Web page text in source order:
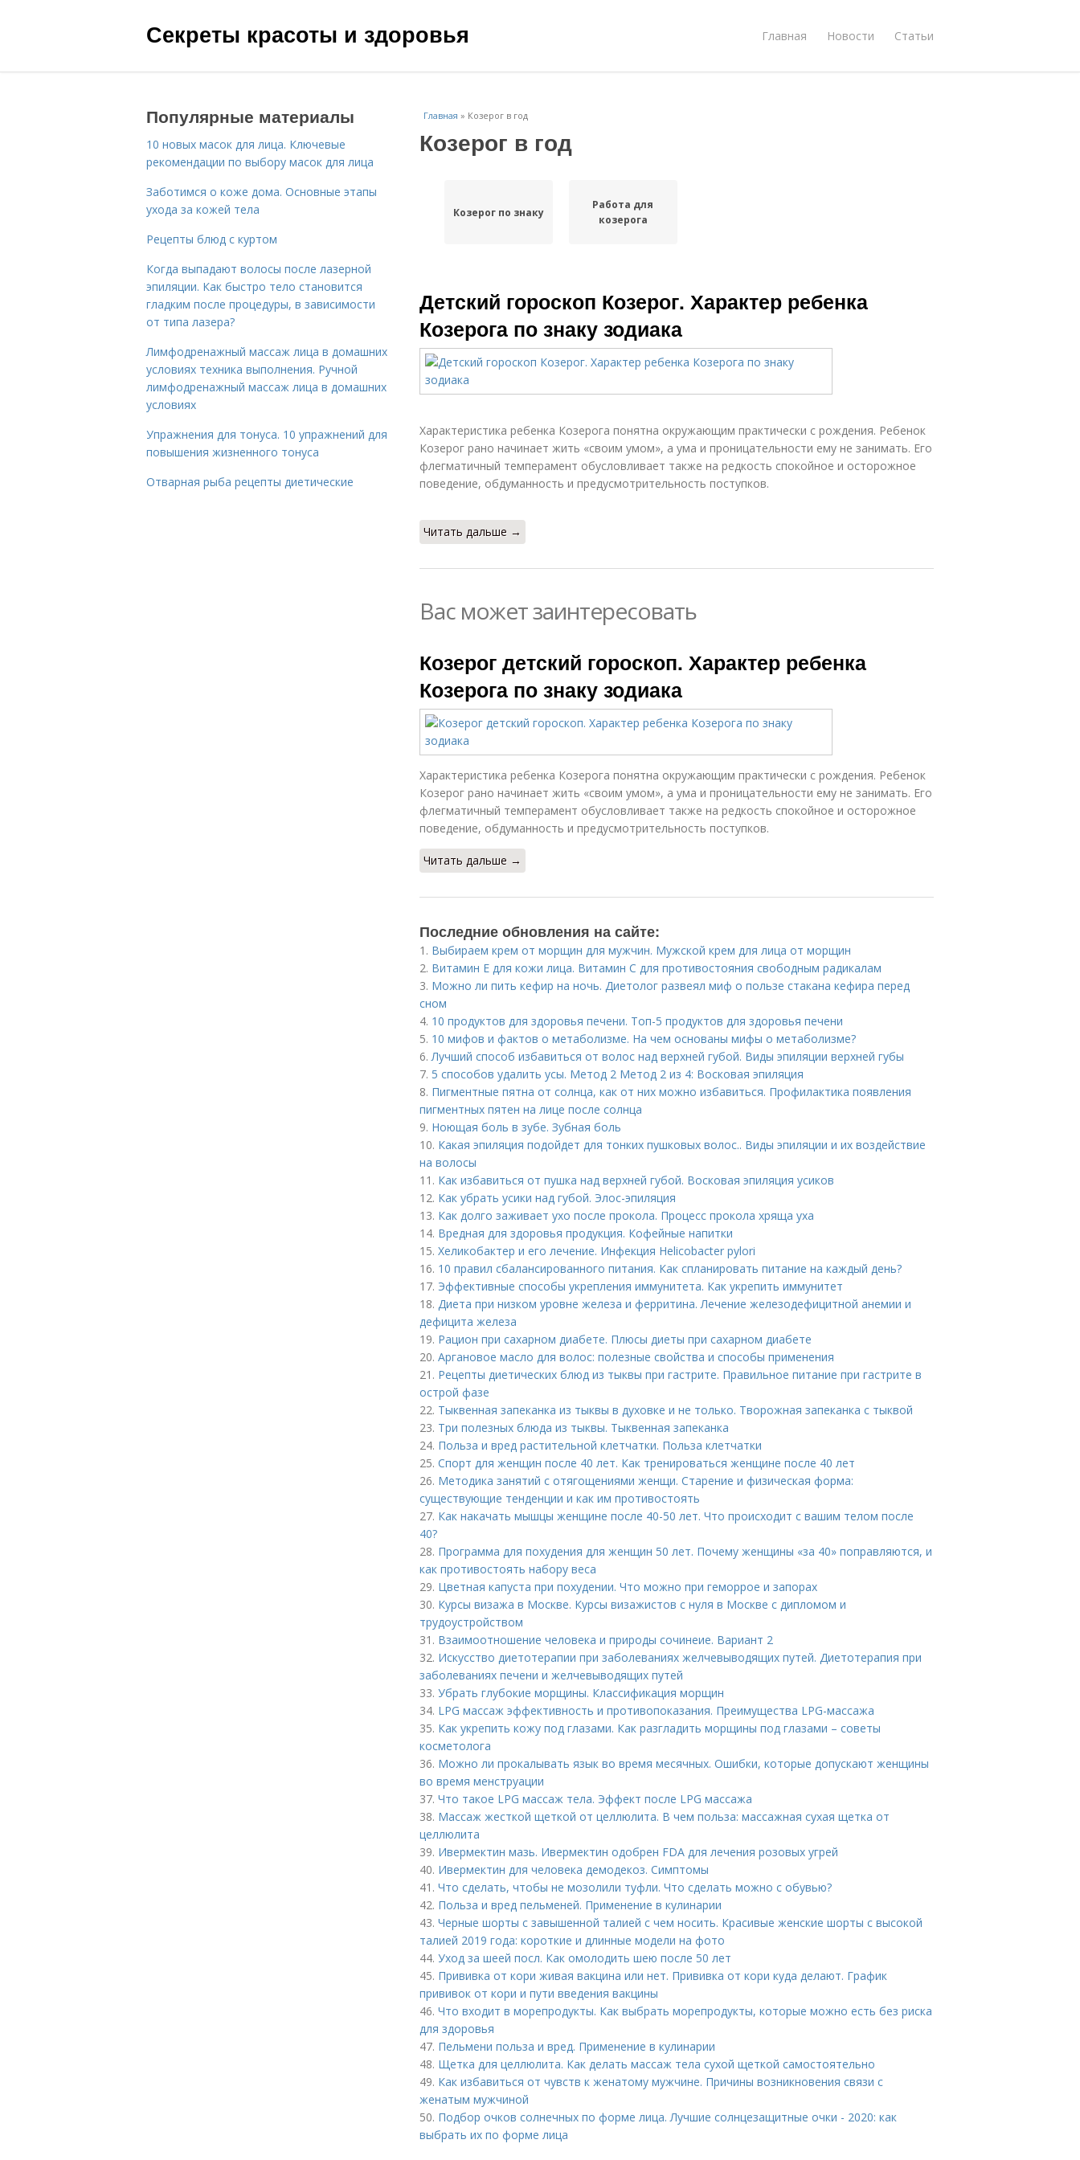
Секреты красоты и здоровья Главная Новости Статьи
Главная » Козерог в год
Козерог в год
Козерог по знаку
Работа для
козерога
Детский гороскоп Козерог. Характер ребенка
Козерога по знаку зодиака
Характеристика ребенка Козерога понятна окружающим практически с рождения. Ребенок
Козерог рано начинает жить «своим умом», а ума и проницательности ему не занимать. Его
флегматичный темперамент обусловливает также на редкость спокойное и осторожное
поведение, обдуманность и предусмотрительность поступков.
Читать дальше →
Вас может заинтересовать
Козерог детский гороскоп. Характер ребенка
Козерога по знаку зодиака
Характеристика ребенка Козерога понятна окружающим практически с рождения. Ребенок
Козерог рано начинает жить «своим умом», а ума и проницательности ему не занимать. Его
флегматичный темперамент обусловливает также на редкость спокойное и осторожное
поведение, обдуманность и предусмотрительность поступков.
Читать дальше →
Последние обновления на сайте:
1. Выбираем крем от морщин для мужчин. Мужской крем для лица от морщин
2. Витамин Е для кожи лица. Витамин С для противостояния свободным радикалам
3. Можно ли пить кефир на ночь. Диетолог развеял миф о пользе стакана кефира перед
сном
4. 10 продуктов для здоровья печени. Топ-5 продуктов для здоровья печени
5. 10 мифов и фактов о метаболизме. На чем основаны мифы о метаболизме?
6.Лучший способ избавиться от волос над верхней губой. Виды эпиляции верхней губы
7. 5 способов удалить усы. Метод 2 Метод 2 из 4: Восковая эпиляция
8. Пигментные пятна от солнца, как от них можно избавиться. Профилактика появления
пигментных пятен на лице после солнца
9. Ноющая боль в зубе. Зубная боль
10. Какая эпиляция подойдет для тонких пушковых волос.. Виды эпиляции и их воздействие
на волосы
11. Как избавиться от пушка над верхней губой. Восковая эпиляция усиков
12. Как убрать усики над губой. Элос-эпиляция
13. Как долго заживает ухо после прокола. Процесс прокола хряща уха
14. Вредная для здоровья продукция. Кофейные напитки
15. Хеликобактер и его лечение. Инфекция Helicobacter pylori
16. 10 правил сбалансированного питания. Как спланировать питание на каждый день?
17. Эффективные способы укрепления иммунитета. Как укрепить иммунитет
18. Диета при низком уровне железа и ферритина. Лечение железодефицитной анемии и
дефицита железа
19. Рацион при сахарном диабете. Плюсы диеты при сахарном диабете
20. Аргановое масло для волос: полезные свойства и способы применения
21. Рецепты диетических блюд из тыквы при гастрите. Правильное питание при гастрите в
острой фазе
22. Тыквенная запеканка из тыквы в духовке и не только. Творожная запеканка с тыквой
23. Три полезных блюда из тыквы. Тыквенная запеканка
24. Польза и вред растительной клетчатки. Польза клетчатки
25. Спорт для женщин после 40 лет. Как тренироваться женщине после 40 лет
26. Методика занятий с отягощениями женщи. Старение и физическая форма:
существующие тенденции и как им противостоять
27. Как накачать мышцы женщине после 40-50 лет. Что происходит с вашим телом после
40?
28. Программа для похудения для женщин 50 лет. Почему женщины «за 40» поправляются, и
как противостоять набору веса
29. Цветная капуста при похудении. Что можно при геморрое и запорах
30. Курсы визажа в Москве. Курсы визажистов с нуля в Москве с дипломом и
трудоустройством
31. Взаимоотношение человека и природы сочинеие. Вариант 2
32. Искусство диетотерапии при заболеваниях желчевыводящих путей. Диетотерапия при
заболеваниях печени и желчевыводящих путей
33. Убрать глубокие морщины. Классификация морщин
34. LPG массаж эффективность и противопоказания. Преимущества LPG-массажа
35. Как укрепить кожу под глазами. Как разгладить морщины под глазами – советы
косметолога
36. Можно ли прокалывать язык во время месячных. Ошибки, которые допускают женщины
во время менструации
37. Что такое LPG массаж тела. Эффект после LPG массажа
38. Массаж жесткой щеткой от целлюлита. В чем польза: массажная сухая щетка от
целлюлита
39. Ивермектин мазь. Ивермектин одобрен FDA для лечения розовых угрей
40. Ивермектин для человека демодекоз. Симптомы
41. Что сделать, чтобы не мозолили туфли. Что сделать можно с обувью?
42. Польза и вред пельменей. Применение в кулинарии
43. Черные шорты с завышенной талией с чем носить. Красивые женские шорты с высокой
талией 2019 года: короткие и длинные модели на фото
44. Уход за шеей посл. Как омолодить шею после 50 лет
45. Прививка от кори живая вакцина или нет. Прививка от кори куда делают. График
прививок от кори и пути введения вакцины
46. Что входит в морепродукты. Как выбрать морепродукты, которые можно есть без риска
для здоровья
47. Пельмени польза и вред. Применение в кулинарии
48. Щетка для целлюлита. Как делать массаж тела сухой щеткой самостоятельно
49. Как избавиться от чувств к женатому мужчине. Причины возникновения связи с
женатым мужчиной
50. Подбор очков солнечных по форме лица. Лучшие солнцезащитные очки - 2020: как
выбрать их по форме лица
Популярные материалы
10 новых масок для лица. Ключевые
рекомендации по выбору масок для лица
Заботимся о коже дома. Основные этапы
ухода за кожей тела
Рецепты блюд с куртом
Когда выпадают волосы после лазерной
эпиляции. Как быстро тело становится
гладким после процедуры, в зависимости
от типа лазера?
Лимфодренажный массаж лица в домашних
условиях техника выполнения. Ручной
лимфодренажный массаж лица в домашних
условиях
Упражнения для тонуса. 10 упражнений для
повышения жизненного тонуса
Отварная рыба рецепты диетические